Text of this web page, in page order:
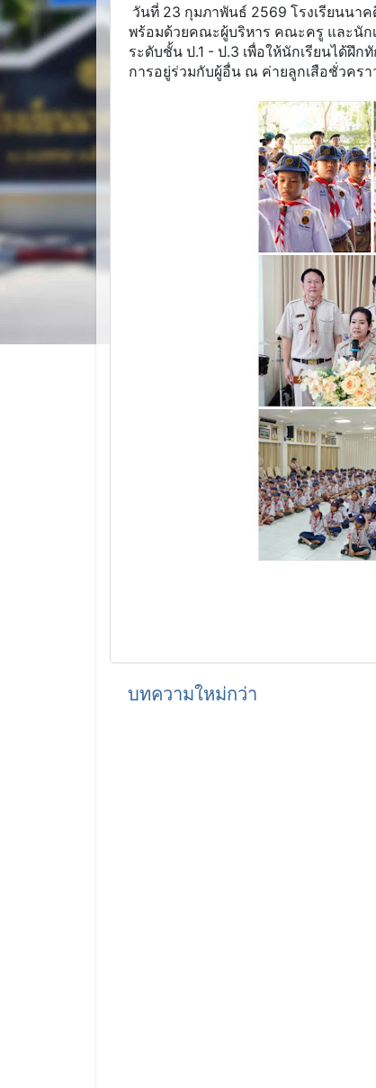
วันที่ 23 กุมภาพันธ์ 2569 โรงเรียนน
พร้อมด้วยคณะผู้บริหาร คณะครู และนัก
ระดับชั้น ป.1 - ป.3 เพื่อให้นักเรียนได้ฝึ
การอยู่ร่วมกับผู้อื่น ณ ค่ายลูกเสือชั่วคร
บทความใหม่กว่า